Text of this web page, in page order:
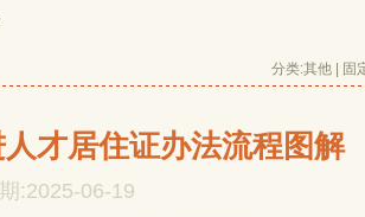
分类:其他 固
才居住证办法流程图解
:2025-06-19